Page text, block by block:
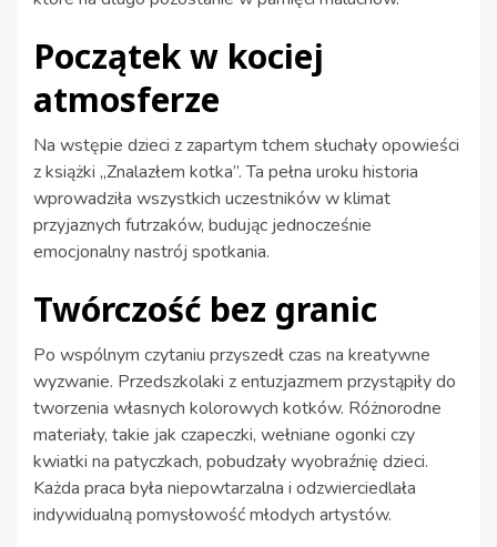
Początek w kociej
atmosferze
Na wstępie dzieci z zapartym tchem słuchały opowieści
z książki „Znalazłem kotka”. Ta pełna uroku historia
wprowadziła wszystkich uczestników w klimat
przyjaznych futrzaków, budując jednocześnie
emocjonalny nastrój spotkania.
Twórczość bez granic
Po wspólnym czytaniu przyszedł czas na kreatywne
wyzwanie. Przedszkolaki z entuzjazmem przystąpiły do
tworzenia własnych kolorowych kotków. Różnorodne
materiały, takie jak czapeczki, wełniane ogonki czy
kwiatki na patyczkach, pobudzały wyobraźnię dzieci.
Każda praca była niepowtarzalna i odzwierciedlała
indywidualną pomysłowość młodych artystów.